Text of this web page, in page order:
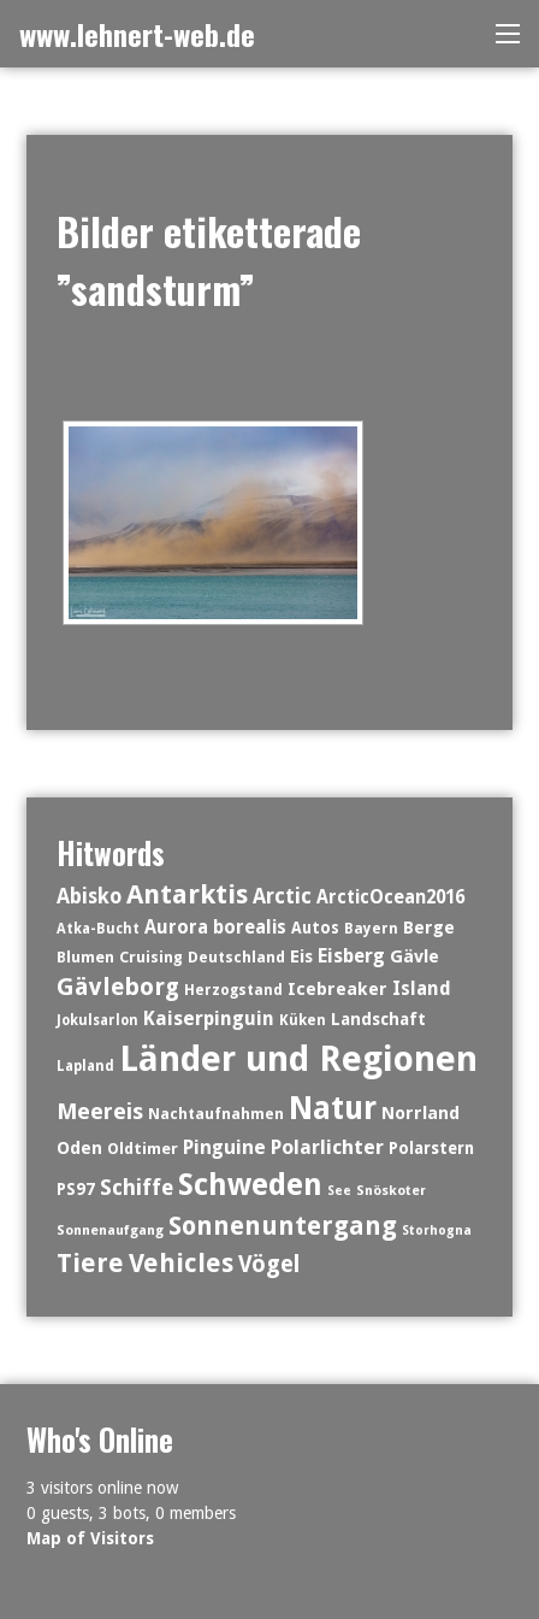
content
www.lehnert-web.de
Bilder etiketterade
”sandsturm”
Hitwords
Abisko Antarktis Arctic ArcticOcean2016
Atka-Bucht Aurora borealis Autos Bayern Berge
Blumen Cruising Deutschland Eis Eisberg Gävle
Gävleborg Herzogstand Icebreaker Island
Jokulsarlon Kaiserpinguin Küken Landschaft
Lapland Länder und Regionen
Meereis Nachtaufnahmen Natur Norrland
Oden Oldtimer Pinguine Polarlichter Polarstern
PS97 Schiffe Schweden See Snöskoter
Sonnenaufgang Sonnenuntergang Storhogna
Tiere VehiclesVögel
Who's Online
3 visitors online now
0 guests, 3 bots, 0 members
Map of Visitors